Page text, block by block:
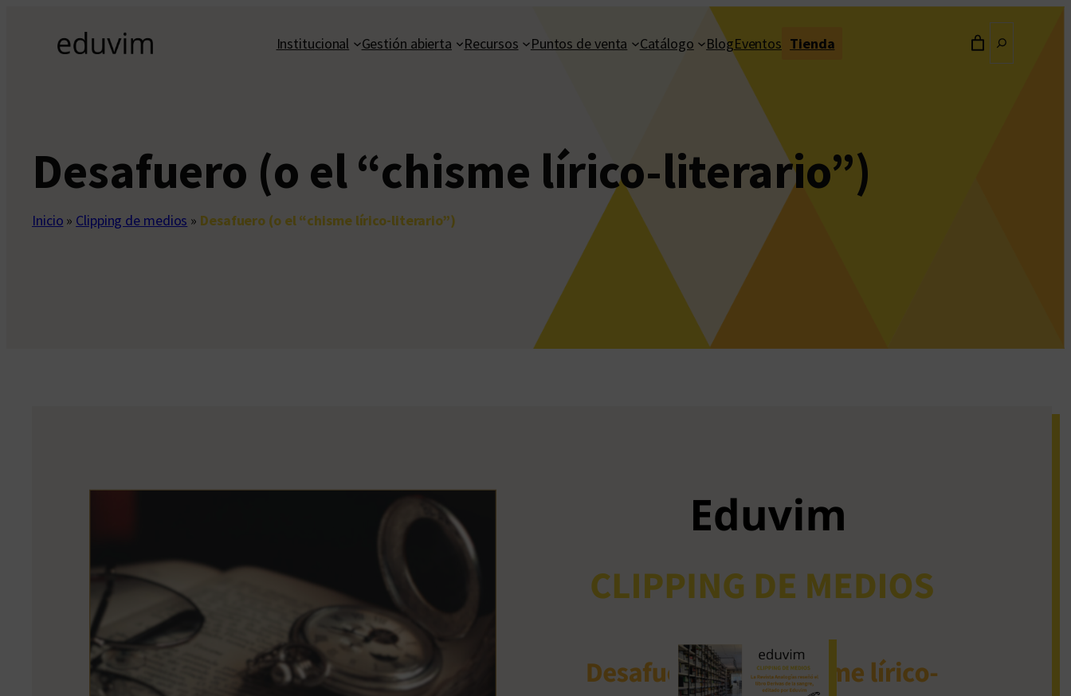
contenido
Institucional Gestión abierta Recursos Puntos de venta Catálogo BlogEventos Tienda
Desafuero (o el “chisme lírico-literario”)
Inicio » Clipping de medios » Desafuero (o el “chisme lírico-literario”)
Antiguos clipping de
medios
reseñó el libro Derivas